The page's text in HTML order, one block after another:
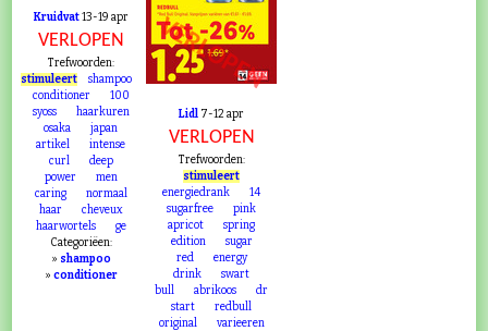
Kruidvat13-19 apr
VERLOPEN
Trefwoorden:
stimuleert
shampoo
conditioner
100
syoss
haarkuren
osaka
japan
artikel
intense
curl
deep
power
men
caring
normaal
haar
cheveux
haarwortels
ge
Categoriëen:
» shampoo
» conditioner
VERLOPEN
Lidl 7-12 apr
VERLOPEN
Trefwoorden:
stimuleert
energiedrank
14
sugarfree
pink
apricot
spring
edition
sugar
red
energy
drink
swart
bull
abrikoos
dr
start
redbull
original
varieeren